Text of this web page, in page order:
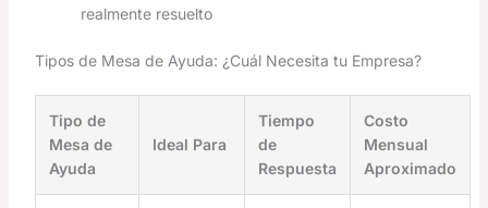
realmente resuelto
Tipos de Mesa de Ayuda: ¿Cuál Necesita tu Empresa?
Tipo de
Mesa de
Ayuda
Ideal Para
Tiempo
de
Respuesta
Costo
Mensual
Aproximado